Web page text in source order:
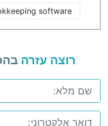
software
רוצה עזרה